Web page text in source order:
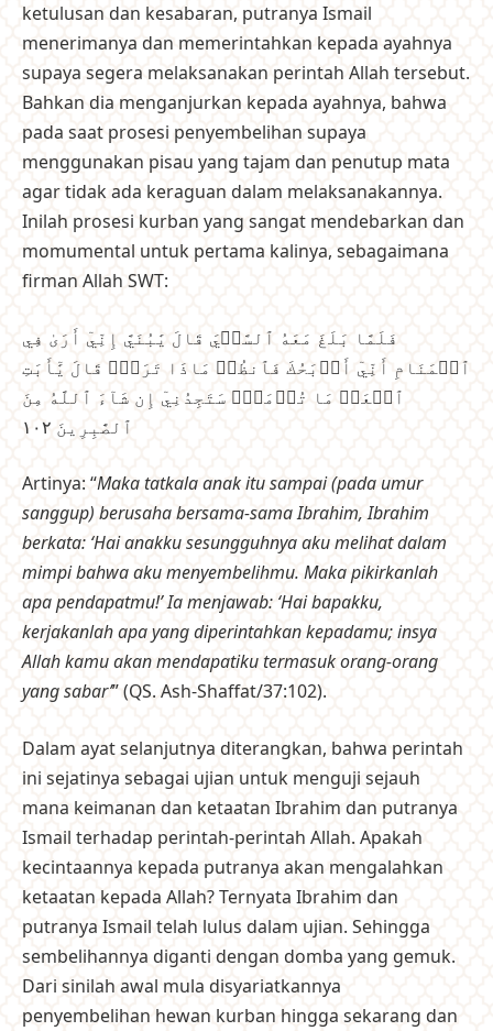
ketulusan dan kesabaran, putranya Ismail
menerimanya dan memerintahkan kepada ayahnya
supaya segera melaksanakan perintah Allah tersebut.
Bahkan dia menganjurkan kepada ayahnya, bahwa
pada saat prosesi penyembelihan supaya
menggunakan pisau yang tajam dan penutup mata
agar tidak ada keraguan dalam melaksanakannya.
Inilah prosesi kurban yang sangat mendebarkan dan
momumental untuk pertama kalinya, sebagaimana
firman Allah SWT:
فَلَمَّا بَلَغَ مَعَهُ ٱلسَّعۡيَ قَالَ يَٰبُنَيَّ إِنِّيٓ أَرَىٰ فِي
ٱلۡمَنَامِ أَنِّيٓ أَذۡبَحُكَ فَٱنظُرۡ مَاذَا تَرَىٰۚ قَالَ يَٰٓأَبَتِ
ٱفۡعَلۡ مَا تُؤۡمَرُۖ سَتَجِدُنِيٓ إِن شَآءَ ٱللَّهُ مِنَ
ٱلصَّٰبِرِينَ ١٠٢
Artinya: “Maka tatkala anak itu sampai (pada umur
sanggup) berusaha bersama-sama Ibrahim, Ibrahim
berkata: ‘Hai anakku sesungguhnya aku melihat dalam
mimpi bahwa aku menyembelihmu. Maka pikirkanlah
apa pendapatmu!’ Ia menjawab: ‘Hai bapakku,
kerjakanlah apa yang diperintahkan kepadamu; insya
Allah kamu akan mendapatiku termasuk orang-orang
yang sabar’” (QS. Ash-Shaffat/37:102).
Dalam ayat selanjutnya diterangkan, bahwa perintah
ini sejatinya sebagai ujian untuk menguji sejauh
mana keimanan dan ketaatan Ibrahim dan putranya
Ismail terhadap perintah-perintah Allah. Apakah
kecintaannya kepada putranya akan mengalahkan
ketaatan kepada Allah? Ternyata Ibrahim dan
putranya Ismail telah lulus dalam ujian. Sehingga
sembelihannya diganti dengan domba yang gemuk.
Dari sinilah awal mula disyariatkannya
penyembelihan hewan kurban hingga sekarang dan